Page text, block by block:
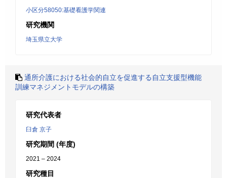
小区分58050:基礎看護学関連
研究機関
埼玉県立大学
通所介護における社会的自立を促進する自立支援型機能
訓練マネジメントモデルの構築
研究代表者
臼倉 京子
研究期間 (年度)
2021 – 2024
研究種目